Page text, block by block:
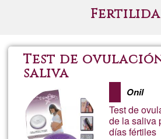
Test de
saliva
Onil
Test de
de la saliva
días fértiles